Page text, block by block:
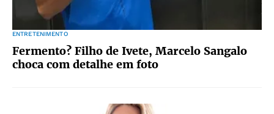
ENTRETENIMENTO
Fermento? Filho de Ivete, Marcelo Sangalo
choca com detalhe em foto